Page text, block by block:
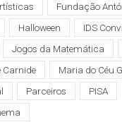
Fundação
Halloween
IDS
Jogos da Matemática
Carnide
Maria do Céu
Parceiros
PISA